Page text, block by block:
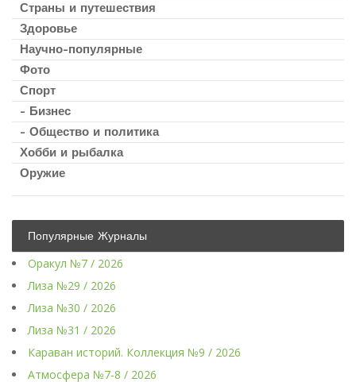
Страны и путешествия
Здоровье
Научно-популярные
Фото
Спорт
- Бизнес
- Общество и политика
Хобби и рыбалка
Оружие
Популярные Журналы
Оракул №7 / 2026
Лиза №29 / 2026
Лиза №30 / 2026
Лиза №31 / 2026
Караван историй. Коллекция №9 / 2026
Атмосфера №7-8 / 2026